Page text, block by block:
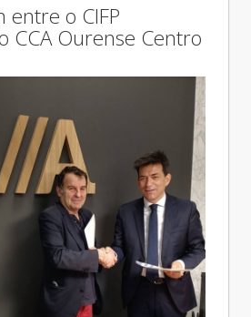
entre o CIFP
CCA Ourense Centro